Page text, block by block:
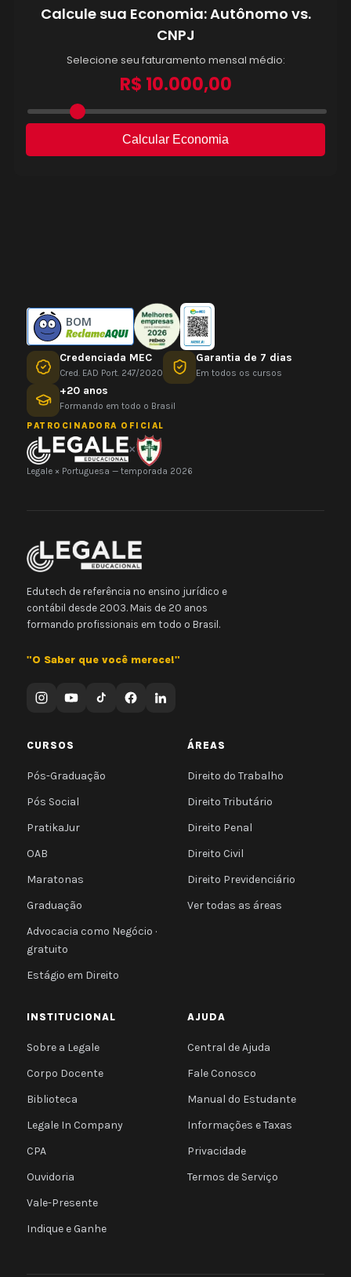
BOM
Credenciada MEC
Cred. EAD Port. 247/2020
Garantia de 7 dias
Em todos os cursos
+20 anos
Formando em todo o Brasil
PATROCINADORA OFICIAL
×
Legale × Portuguesa — temporada 2026
Edutech de referência no ensino jurídico e
contábil desde 2003. Mais de 20 anos
formando profissionais em todo o Brasil.
"O Saber que você merece!"
CURSOS
Pós-Graduação
Pós Social
PratikaJur
OAB
Maratonas
Graduação
Advocacia como Negócio ·
gratuito
Estágio em Direito
ÁREAS
Direito do Trabalho
Direito Tributário
Direito Penal
Direito Civil
Direito Previdenciário
Ver todas as áreas
INSTITUCIONAL
Sobre a Legale
Corpo Docente
Biblioteca
Legale In Company
CPA
Ouvidoria
Vale-Presente
Indique e Ganhe
AJUDA
Central de Ajuda
Fale Conosco
Manual do Estudante
Informações e Taxas
Privacidade
Termos de Serviço